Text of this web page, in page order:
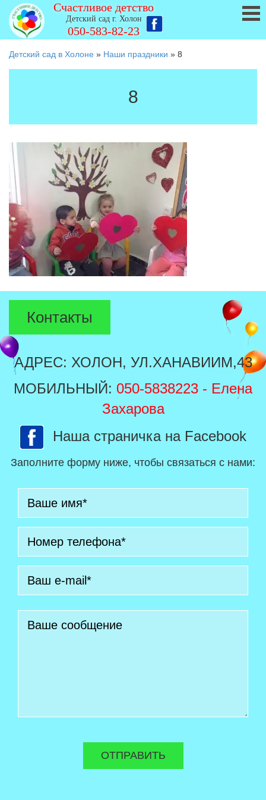
Счастливое детство
Детский сад г. Холон
050-583-82-23
Детский сад в Холоне » Наши праздники » 8
8
Контакты
АДРЕС: ХОЛОН, УЛ.ХАНАВИИМ,43
МОБИЛЬНЫЙ: 050-5838223 - Елена
Захарова
Наша страничка на Facebook
Заполните форму ниже, чтобы связаться с нами: